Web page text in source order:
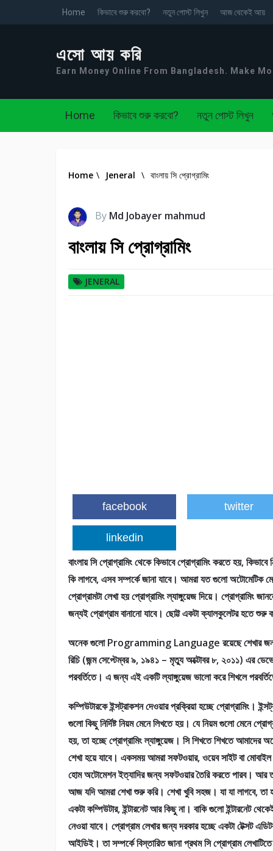
Home কিভাবে শুরু করবো? নতুন পোস্ট লিখুন আজ থেকেই আয়
এসো আয় করি
Earn Money Online From Bangladesh. Make
Home কিভাবে শুরু করবো? নতুন পোস্ট লিখুন
Home \ Jeneral \ বাংলায় সি প্রোগ্রামিং
By Md Jobayer mahmud
বাংলায় সি প্রোগ্রামিং
JENERAL
facebook twitter
linkedin
বাংলায় সি প্রোগ্রামিং থেকে কিভাবে প্রোগ্রামিং করতে হয়,
কি লাগবে, এসব সম্পর্কে জানা যাবে। আমরা যত গুলো
প্রোগ্রামটা লেখা হয় প্রোগ্রামিং ল্যাঙ্গুয়েজ দিয়ে। প্রোগ্রামিং
জন্যই প্রোগ্রাম বানানো যাবে। ছোট্ট একটা ক্যালকুলেটর হতে শুরু
অনেক গুলো Programming Language রয়েছে শেখার
রিচি (জন্ম সেপ্টেম্বর ৯, ১৯৪১ – মৃত্যু অক্টোবর ৮, ২০১১) এর
পরবর্তিতে। এ জন্য এই একটি ল্যাঙ্গুয়েজ ভালো করে শিখলে
কম্পিউটারকে ইন্সট্রাকশন দেওয়ার প্রক্রিয়া হচ্ছে প্রোগ্রামিং।
গুলো কিছু নির্দিষ্ট নিয়ম মেনে লিখতে হয়। যে নিয়ম গুলো মেনে
হয়, তা হচ্ছে প্রোগ্রামিং ল্যাঙ্গুয়েজ। সি শিখতে শিখতে আমাদের
শেখা হয়ে যাবে। একসময় আমরা সফটওয়ার, ওয়েব সাইট বা
হোম অটোমেশন ইত্যাদির জন্য সফটওয়ার তৈরি করতে পারব। আর
আজ যদি আমরা শেখা শুরু করি। শেখা খুবি সহজ। যা যা লাগবে, তা
একটা কম্পিউটার, ইন্টারনেট আর কিছু না। বাকি গুলো ইন্টারনেট
নেওয়া যাবে। প্রোগ্রাম লেখার জন্য দরকার হচ্ছে একটা টেক্সট
আইডিই। তা সম্পর্কে বিস্তারিত জানা প্রথম সি প্রোগ্রাম